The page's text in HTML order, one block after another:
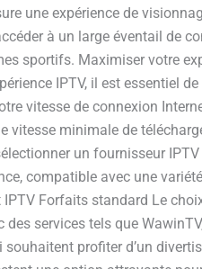
une expérience de
à un large éventail de
sportifs. Maximiser votre
IPTV, il est essentiel de
vitesse de connexion
vitesse minimale de
un fournisseur IPTV
compatible avec une variété
Forfaits standard Le
services tels que
profiter d’un